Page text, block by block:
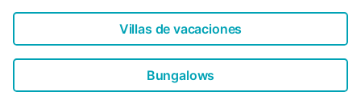
Villas de vacaciones
Bungalows